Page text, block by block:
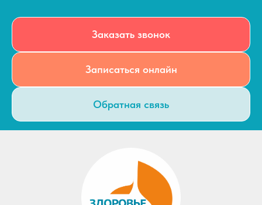
Заказать звонок
Записаться онлайн
Обратная связь